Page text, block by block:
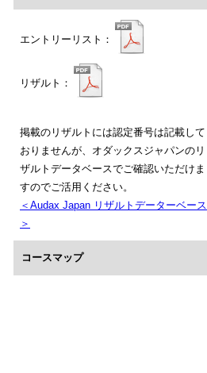
エントリーリスト：
リザルト：
掲載のリザルトには認定番号は記載して
おりませんが、オダックスジャパンのリ
ザルトデータベースでご確認いただけま
すのでご活用ください。
＜Audax Japan リザルトデーターベース
＞
コースマップ